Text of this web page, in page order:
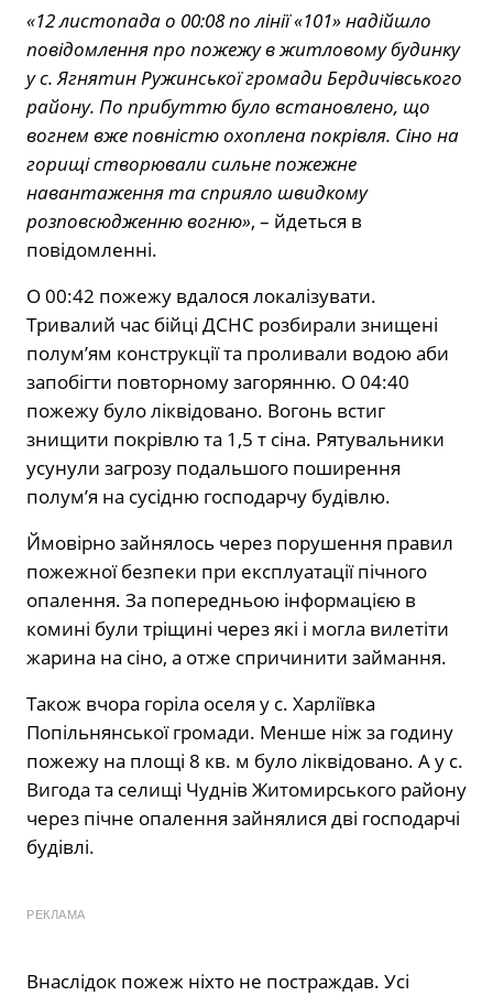
«12 листопада о 00:08 по лінії «101» надійшло
повідомлення про пожежу в житловому будинку
у с. Ягнятин Ружинської громади Бердичівського
району. По прибуттю було встановлено, що
вогнем вже повністю охоплена покрівля. Сіно на
горищі створювали сильне пожежне
навантаження та сприяло швидкому
розповсюдженню вогню», – йдеться в
повідомленні.
О 00:42 пожежу вдалося локалізувати.
Тривалий час бійці ДСНС розбирали знищені
полум’ям конструкції та проливали водою аби
запобігти повторному загорянню. О 04:40
пожежу було ліквідовано. Вогонь встиг
знищити покрівлю та 1,5 т сіна. Рятувальники
усунули загрозу подальшого поширення
полум’я на сусідню господарчу будівлю.
Ймовірно зайнялось через порушення правил
пожежної безпеки при експлуатації пічного
опалення. За попередньою інформацією в
комині були тріщині через які і могла вилетіти
жарина на сіно, а отже спричинити займання.
Також вчора горіла оселя у с. Харліївка
Попільнянської громади. Менше ніж за годину
пожежу на площі 8 кв. м було ліквідовано. А у с.
Вигода та селищі Чуднів Житомирського району
через пічне опалення зайнялися дві господарчі
будівлі.
РЕКЛАМА
Внаслідок пожеж ніхто не постраждав. Усі